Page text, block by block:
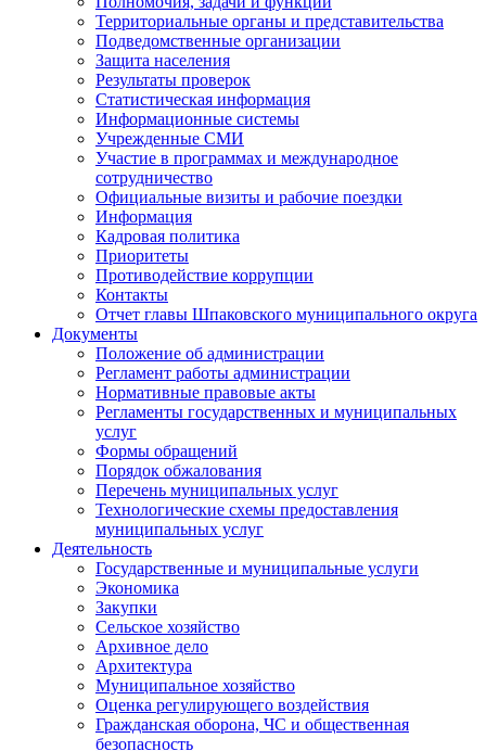
Территориальные органы и представительства
Подведомственные организации
Защита населения
Результаты проверок
Статистическая информация
Информационные системы
Учрежденные СМИ
Участие в программах и международное
сотрудничество
Официальные визиты и рабочие поездки
Информация
Кадровая политика
Приоритеты
Противодействие коррупции
Контакты
Отчет главы Шпаковского муниципального округа
Документы
Положение об администрации
Регламент работы администрации
Нормативные правовые акты
Регламенты государственных и муниципальных
услуг
Формы обращений
Порядок обжалования
Перечень муниципальных услуг
Технологические схемы предоставления
муниципальных услуг
Деятельность
Государственные и муниципальные услуги
Экономика
Закупки
Сельское хозяйство
Архивное дело
Архитектура
Муниципальное хозяйство
Оценка регулирующего воздействия
Гражданская оборона, ЧС и общественная
безопасность